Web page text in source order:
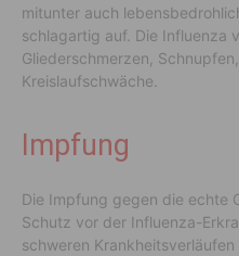
mitunter auch
schlagartig auf. Die Influenza
Gliederschmerzen,
Kreislaufschwäche.
Impfung
Die Impfung gegen die echte
Schutz vor der Influenza-
schweren